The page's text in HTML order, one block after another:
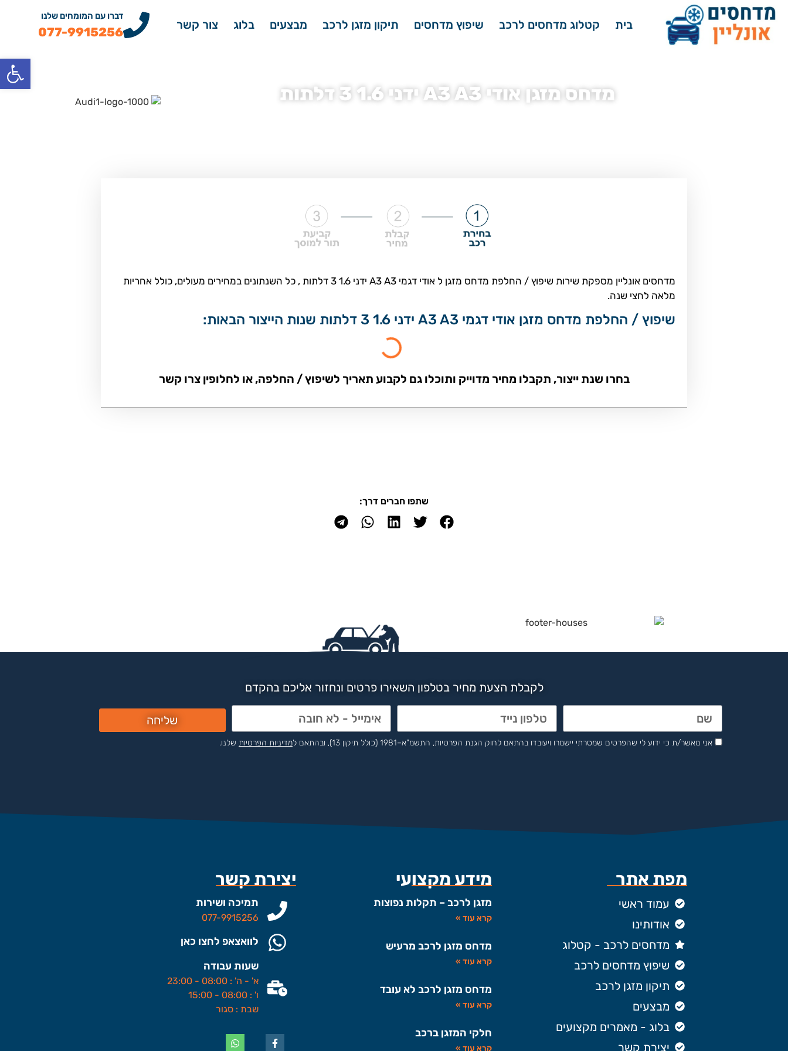
בית קטלוג מדחסים לרכב שיפוץ מדחסים תיקון מזגן לרכב מבצעים בלוג צור קשר
דברו עם המומחים שלנו
077-9915256
מדחס מזגן אודי A3 A3 ידני 1.6 3 דלתות
מדחסים אונליין מספקת שירות שיפוץ / החלפת מדחס מזגן ל אודי דגמי A3 A3 ידני 1.6 3 דלתות , כל השנתונים במחירים מעולים, כולל אחריות
מלאה לחצי שנה.
שיפוץ / החלפת מדחס מזגן אודי דגמי A3 A3 ידני 1.6 3 דלתות שנות הייצור הבאות:
בחרו שנת ייצור, תקבלו מחיר מדוייק ותוכלו גם לקבוע תאריך לשיפוץ / החלפה, או לחלופין צרו קשר
שתפו חברים דרך:
לקבלת הצעת מחיר בטלפון השאירו פרטים ונחזור אליכם בהקדם
אני מאשר/ת כי ידוע לי שהפרטים שמסרתי יישמרו ויעובדו בהתאם לחוק הגנת הפרטיות, התשמ"א–1981 (כולל תיקון 13), ובהתאם ל מדיניות הפרטיות שלנו.
שליחה
מפת אתר
עמוד ראשי
אודותינו
מדחסים לרכב - קטלוג
שיפוץ מדחסים לרכב
תיקון מזגן לרכב
מבצעים
בלוג - מאמרים מקצועים
יצירת קשר
מידע מקצועי
מזגן לרכב – תקלות נפוצות
קרא עוד »
מדחס מזגן לרכב מרעיש
קרא עוד »
מדחס מזגן לרכב לא עובד
קרא עוד »
חלקי המזגן ברכב
קרא עוד »
יצירת קשר
תמיכה ושירות
077-9915256
לוואצאפ לחצו כאן
שעות עבודה
א' - ה' : 08:00 - 23:00
ו' : 08:00 - 15:00
שבת : סגור